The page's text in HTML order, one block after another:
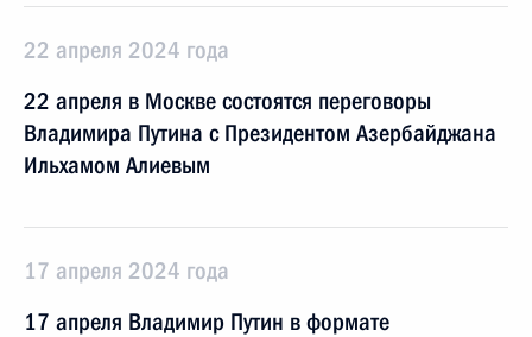
22 апреля 2024 года
22 апреля в Москве состоятся переговоры
Владимира Путина с Президентом Азербайджана
Ильхамом Алиевым
17 апреля 2024 года
17 апреля Владимир Путин в формате